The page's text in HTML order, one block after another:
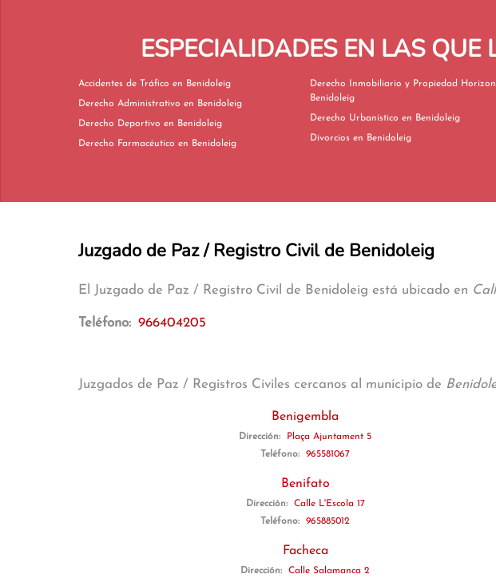
ESPECIALIDADES EN LAS QUE
Accidentes de Tráfico en Benidoleig
Derecho Administrativo en Benidoleig
Derecho Deportivo en Benidoleig
Derecho Farmacéutico en Benidoleig
Derecho Inmobiliario y Propiedad Horizontal
Benidoleig
Derecho Urbanístico en Benidoleig
Divorcios en Benidoleig
Juzgado de Paz / Registro Civil de Benidoleig
El Juzgado de Paz / Registro Civil de Benidoleig está ubicado en
Teléfono: 966404205
Juzgados de Paz / Registros Civiles cercanos al municipio de
Benigembla
Dirección:
Plaça Ajuntament 5
Teléfono:
965581067
Benifato
Dirección:
Calle L'Escola 17
Teléfono:
965885012
Facheca
Dirección: Calle Salamanca 2